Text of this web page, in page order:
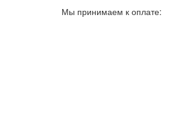
Мы принимаем к оплате: